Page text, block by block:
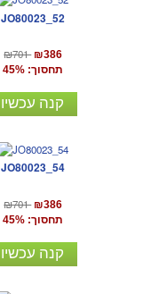
JO80023_52
₪701 ₪386
תחסוך: 45%
קנה עכשיו
JO80023_54
₪701 ₪386
תחסוך: 45%
קנה עכשיו